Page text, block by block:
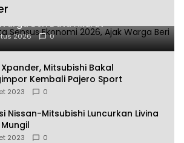
Soni Didata Sensus Ekonomi 2026,
Beri Data Akurat
2026 0
Xpander, Mitsubishi Bakal
Kembali Pajero Sport
2023 0
Nissan-Mitsubishi Luncurkan Livina
2023 0